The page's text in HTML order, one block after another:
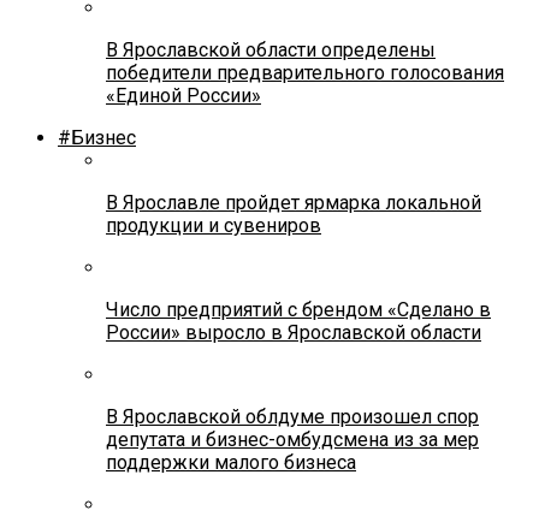
В Ярославской области определены
победители предварительного голосования
«Единой России»
#Бизнес
В Ярославле пройдет ярмарка локальной
продукции и сувениров
Число предприятий с брендом «Сделано в
России» выросло в Ярославской области
В Ярославской облдуме произошел спор
депутата и бизнес-омбудсмена из за мер
поддержки малого бизнеса